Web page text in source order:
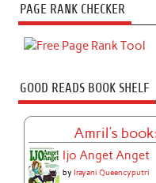
PAGE RANK CHECKER
GOOD READS BOOK SHELF
Amril's
Ijo Anget Anget
byIrayani Queencyputri